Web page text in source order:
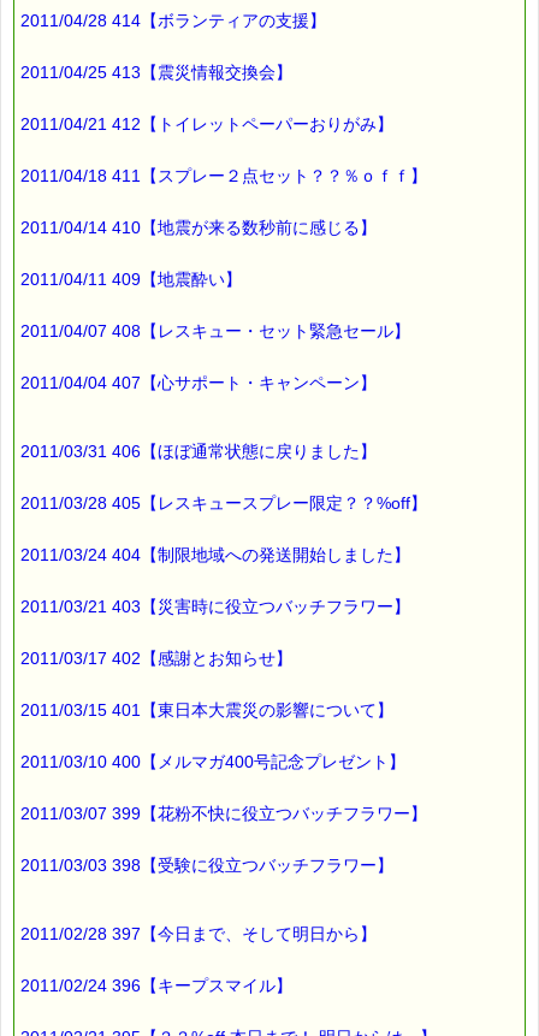
2011/04/28 414【ボランティアの支援】
2011/04/25 413【震災情報交換会】
2011/04/21 412【トイレットペーパーおりがみ】
2011/04/18 411【スプレー２点セット？？％ｏｆｆ】
2011/04/14 410【地震が来る数秒前に感じる】
2011/04/11 409【地震酔い】
2011/04/07 408【レスキュー・セット緊急セール】
2011/04/04 407【心サポート・キャンペーン】
2011/03/31 406【ほぼ通常状態に戻りました】
2011/03/28 405【レスキュースプレー限定？？%off】
2011/03/24 404【制限地域への発送開始しました】
2011/03/21 403【災害時に役立つバッチフラワー】
2011/03/17 402【感謝とお知らせ】
2011/03/15 401【東日本大震災の影響について】
2011/03/10 400【メルマガ400号記念プレゼント】
2011/03/07 399【花粉不快に役立つバッチフラワー】
2011/03/03 398【受験に役立つバッチフラワー】
2011/02/28 397【今日まで、そして明日から】
2011/02/24 396【キープスマイル】